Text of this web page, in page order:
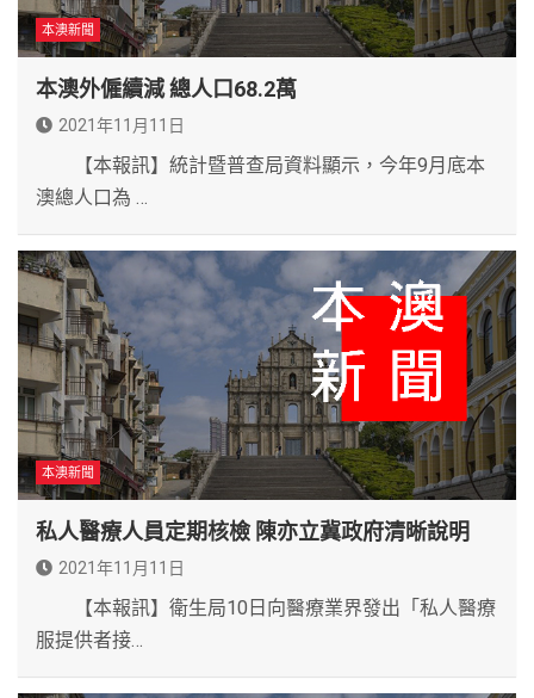
本澳新聞
本澳外僱續減 總人口68.2萬
2021年11月11日
【本報訊】統計暨普查局資料顯示，今年9月底本
澳總人口為 …
本澳新聞
私人醫療人員定期核檢 陳亦立冀政府清晰說明
2021年11月11日
【本報訊】衛生局10日向醫療業界發出「私人醫療
服提供者接…